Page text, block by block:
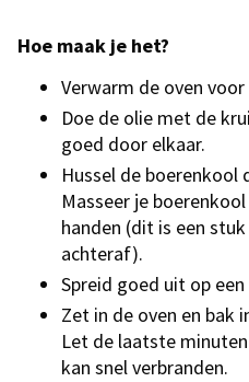
Hoe maak je het?
Verwarm de oven
Doe de olie met de
goed door elkaar.
Hussel de boerenkool
Masseer je
handen (dit is een
achteraf).
Spreid goed uit op
Zet in de oven en bak
Let de laatste
kan snel verbranden.